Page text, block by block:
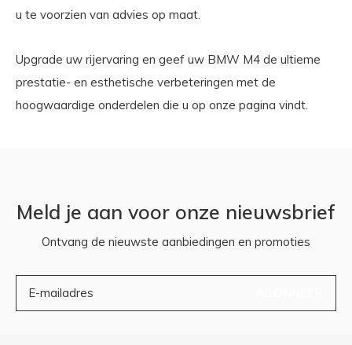
u te voorzien van advies op maat.
Upgrade uw rijervaring en geef uw BMW M4 de ultieme
prestatie- en esthetische verbeteringen met de
hoogwaardige onderdelen die u op onze pagina vindt.
Meld je aan voor onze nieuwsbrief
Ontvang de nieuwste aanbiedingen en promoties